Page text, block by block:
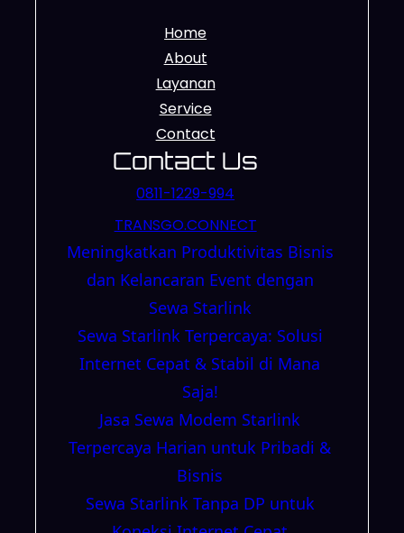
Home
About
Layanan
Service
Contact
Contact Us
0811-1229-994
TRANSGO.CONNECT
Meningkatkan Produktivitas Bisnis
dan Kelancaran Event dengan
Sewa Starlink
Sewa Starlink Terpercaya: Solusi
Internet Cepat & Stabil di Mana
Saja!
Jasa Sewa Modem Starlink
Terpercaya Harian untuk Pribadi &
Bisnis
Sewa Starlink Tanpa DP untuk